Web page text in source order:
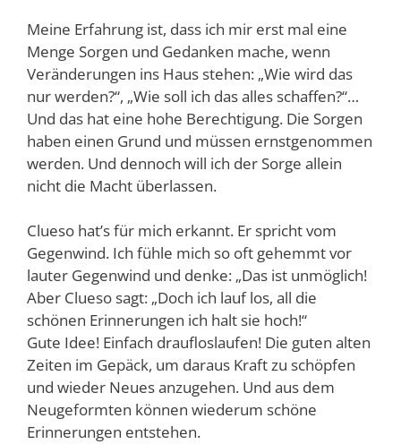
Meine Erfahrung ist, dass ich mir erst mal eine
Menge Sorgen und Gedanken mache, wenn
Veränderungen ins Haus stehen: „Wie wird das
nur werden?“, „Wie soll ich das alles schaffen?“…
Und das hat eine hohe Berechtigung. Die Sorgen
haben einen Grund und müssen ernstgenommen
werden. Und dennoch will ich der Sorge allein
nicht die Macht überlassen.
Clueso hat’s für mich erkannt. Er spricht vom
Gegenwind. Ich fühle mich so oft gehemmt vor
lauter Gegenwind und denke: „Das ist unmöglich!
Aber Clueso sagt: „Doch ich lauf los, all die
schönen Erinnerungen ich halt sie hoch!“
Gute Idee! Einfach draufloslaufen! Die guten alten
Zeiten im Gepäck, um daraus Kraft zu schöpfen
und wieder Neues anzugehen. Und aus dem
Neugeformten können wiederum schöne
Erinnerungen entstehen.